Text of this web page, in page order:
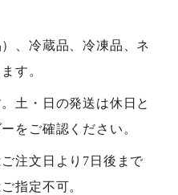
、冷蔵品、冷凍品、ネ
す。
土・日の発送は休日と
をご確認ください。
注文日より7日後まで
指定不可。